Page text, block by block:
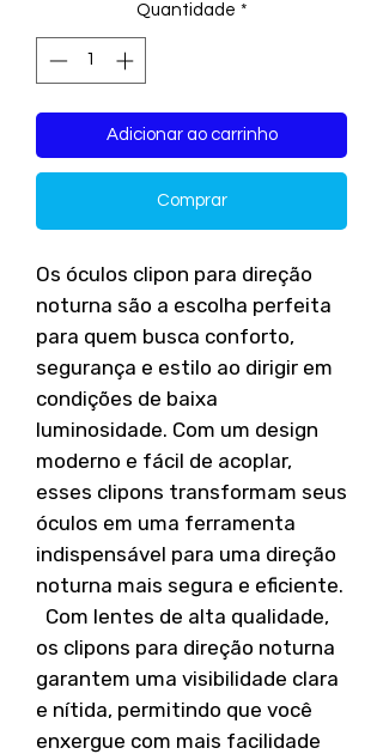
Quantidade *
Adicionar ao carrinho
Comprar
Os óculos clipon para direção
noturna são a escolha perfeita
para quem busca conforto,
segurança e estilo ao dirigir em
condições de baixa
luminosidade. Com um design
moderno e fácil de acoplar,
esses clipons transformam seus
óculos em uma ferramenta
indispensável para uma direção
noturna mais segura e eficiente.
Com lentes de alta qualidade,
os clipons para direção noturna
garantem uma visibilidade clara
e nítida, permitindo que você
enxergue com mais facilidade